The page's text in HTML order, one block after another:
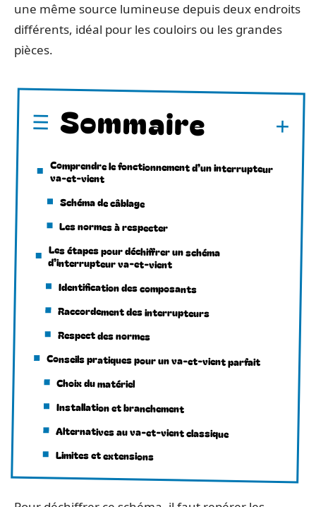
une même source lumineuse depuis deux endroits
différents, idéal pour les couloirs ou les grandes
pièces.
Sommaire
Comprendre le fonctionnement d’un interrupteur
va-et-vient
Schéma de câblage
Les normes à respecter
Les étapes pour déchiffrer un schéma
d’interrupteur va-et-vient
Identification des composants
Raccordement des interrupteurs
Respect des normes
Conseils pratiques pour un va-et-vient parfait
Choix du matériel
Installation et branchement
Alternatives au va-et-vient classique
Limites et extensions